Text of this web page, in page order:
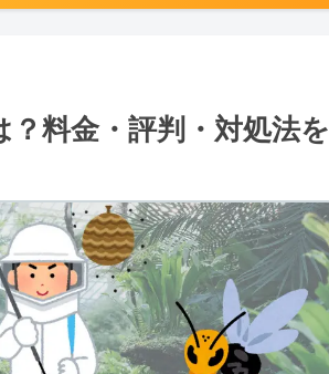
料金・評判・対処法を